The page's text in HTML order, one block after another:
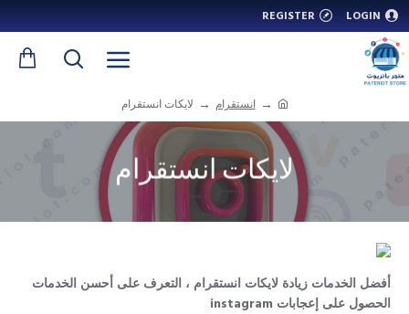
LOGIN
REGISTER
انستقرام لايكات انستقرام
لايكات انستقرام
أفضل الخدمات زيادة لايكات انستقرام ، التعرف على أحسن الخدمات
الحصول على إعجابات instagram